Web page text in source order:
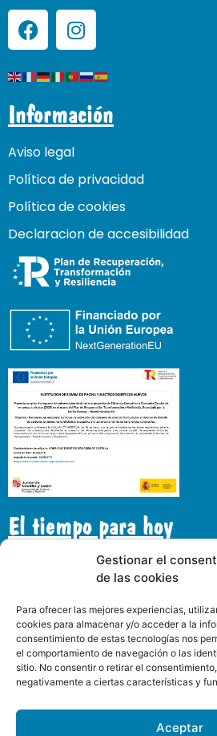
Gestionar el
de las cookies
Para ofrecer las mejores experiencias,
cookies para almacenar y/o acceder a la
consentimiento de estas tecnologías nos
el comportamiento de navegación o las
sitio. No consentir o retirar el
negativamente a ciertas características y
Aceptar
Información
Aviso legal
Política de privacidad
Política de cookies
Declaracion de accesibilidad
El tiempo para hoy
Gran Florida
30°C Lluvia
23:00 02:00 05:00 08:00